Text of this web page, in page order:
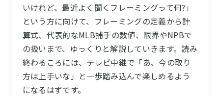
いけれど、最近よく聞くフレーミングって何?」
という方に向けて、フレーミングの定義から計
算式、代表的なMLB捕手の数値、限界やNPBで
の扱いまで、ゆっくりと解説していきます。読み
終わるころには、テレビ中継で「あ、今の取り
方は上手いな」と一歩踏み込んで楽しめるよう
になるはずです。